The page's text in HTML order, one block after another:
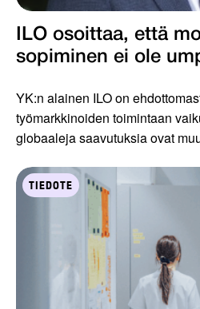
ILO osoittaa, että
sopiminen ei ole
YK:n alainen ILO on
työmarkkinoiden toimintaan
globaaleja saavutuksia ovat
TIEDOTE